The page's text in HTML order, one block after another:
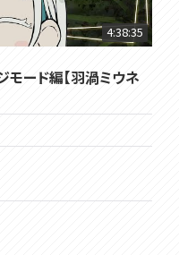
4:38:35
モード編【羽渦ミウネ